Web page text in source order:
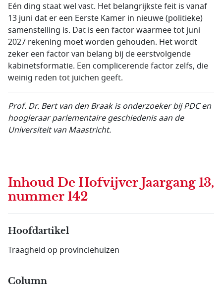
Eén ding staat wel vast. Het belangrijkste feit is vanaf
13 juni dat er een Eerste Kamer in nieuwe (politieke)
samenstelling is. Dat is een factor waarmee tot juni
2027 rekening moet worden gehouden. Het wordt
zeker een factor van belang bij de eerstvolgende
kabinetsformatie. Een complicerende factor zelfs, die
weinig reden tot juichen geeft.
Prof. Dr. Bert van den Braak is onderzoeker bij PDC en
hoogleraar parlementaire geschiedenis aan de
Universiteit van Maastricht.
Inhoud De Hofvijver Jaargang 13,
nummer 142
Hoofdartikel
Traagheid op provinciehuizen
Column